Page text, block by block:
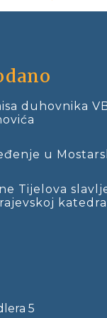
duhovnika
u
Tijelova
5